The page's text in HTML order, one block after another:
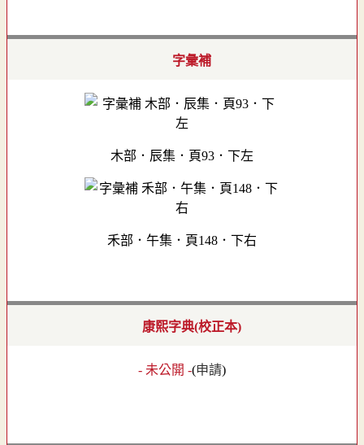
字彙補
木部．辰集．頁93．下左
禾部．午集．頁148．下右
康熙字典(校正本)
- 未公開 -(申請)